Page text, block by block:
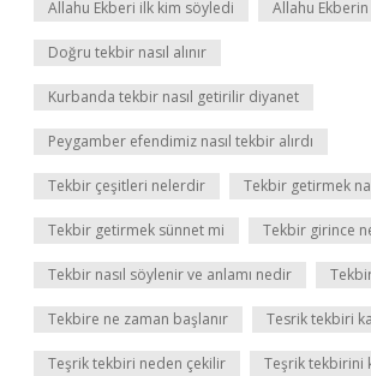
Allahu Ekberi ilk kim söyledi Allahu
Doğru tekbir nasıl alınır
Kurbanda tekbir nasıl getirilir diyanet
Peygamber efendimiz nasıl tekbir alırdı
Tekbir çeşitleri nelerdir Tekbir getirmek
Tekbir getirmek sünnet mi Tekbir girince
Tekbir nasıl söylenir ve anlamı nedir
Tekbire ne zaman başlanır Tesrik tekbiri
Teşrik tekbiri neden çekilir Teşrik tekbirini